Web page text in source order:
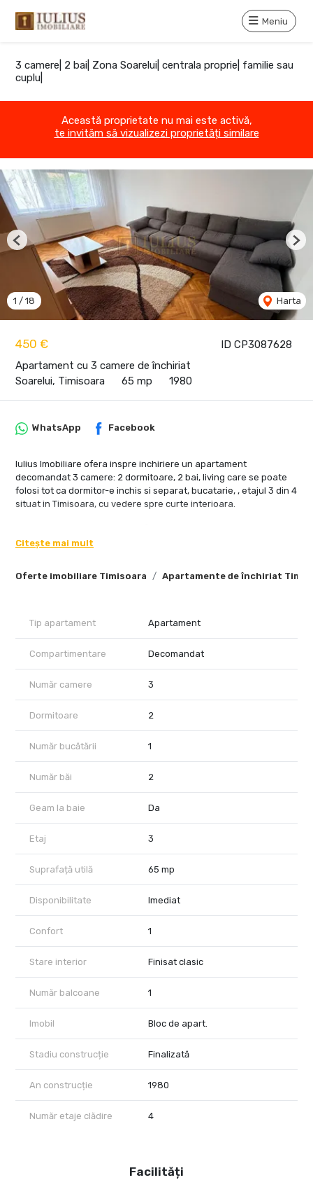
Meniu
3 camere| 2 bai| Zona Soarelui| centrala proprie| familie sau
cuplu|
Această proprietate nu mai este activă,
te invităm să vizualizezi proprietăți similare
ID CP3087628
450 €
Apartament cu 3 camere de închiriat
Soarelui, Timisoara
65 mp 1980
1 / 18 Harta
Previous
Oferte imobiliare Timisoara Apartamente de închiriat
WhatsApp Facebook
Iulius Imobiliare ofera inspre inchiriere un apartament
decomandat 3 camere: 2 dormitoare, 2 bai, living care se poate
folosi tot ca dormitor-e inchis si separat, bucatarie, , etajul 3 din 4
situat in Timisoara, cu vedere spre curte interioara.
vecinatate se gasesc se gasesc magazine comerciale (Sud
- Living cu coltar extensibil
- Bucatarie mobilata
- Baie cu cada
- Baie de serviciu
- Balcon
Incalzire cu centrala proprie noua.
Frigider
Internet, cablu TV - Fibra optica RDS
Pretul este de 450 euro pe luna, se percepe 450 euro garantie.
Citește mai mult
Tip apartament Apartament
Compartimentare Decomandat
Număr camere 3
Dormitoare 2
Număr bucătării 1
Număr băi 2
Geam la baie Da
Etaj 3
Suprafață utilă 65 mp
Disponibilitate Imediat
Confort 1
Stare interior Finisat clasic
Număr balcoane 1
Imobil Bloc de apart.
Stadiu construcție Finalizată
An construcție 1980
Număr etaje clădire 4
Facilități